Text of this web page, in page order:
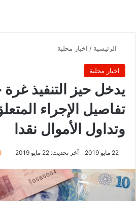
الرئيسية / اخبار محلية
اخبار محلية
يدخل حيز التنفيذ
تفاصيل الإجراء
وتداول الأموال نقدا
22 مايو 2019 آخر تحديث: 22 مايو 2019